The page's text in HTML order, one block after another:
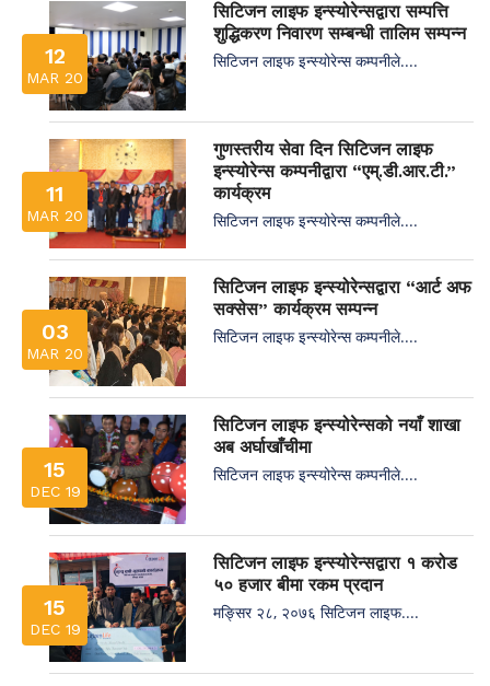
12
MAR 20
सिटिजन लाइफ इन्स्योरेन्सद्वारा सम्पत्ति
शुद्धिकरण निवारण सम्बन्धी तालिम सम्पन्न
सिटिजन लाइफ इन्स्योरेन्स कम्पनीले....
11
MAR 20
गुणस्तरीय सेवा दिन सिटिजन लाइफ
इन्स्योरेन्स कम्पनीद्वारा “एम्.डी.आर.टी.”
कार्यक्रम
सिटिजन लाइफ इन्स्योरेन्स कम्पनीले....
03
MAR 20
सिटिजन लाइफ इन्स्योरेन्सद्वारा “आर्ट अफ
सक्सेस” कार्यक्रम सम्पन्न
सिटिजन लाइफ इन्स्योरेन्स कम्पनीले....
15
DEC 19
सिटिजन लाइफ इन्स्योरेन्सको नयाँ शाखा
अब अर्घाखाँचीमा
सिटिजन लाइफ इन्स्योरेन्स कम्पनीले....
15
DEC 19
सिटिजन लाइफ इन्स्योरेन्सद्वारा १ करोड
५० हजार बीमा रकम प्रदान
मङ्सिर २८, २०७६ सिटिजन लाइफ....